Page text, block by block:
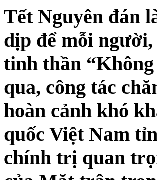
Tết Nguyên đán
dịp để mỗi
tinh thần
qua, công tác
hoàn cảnh khó
quốc Việt Nam
chính trị quan